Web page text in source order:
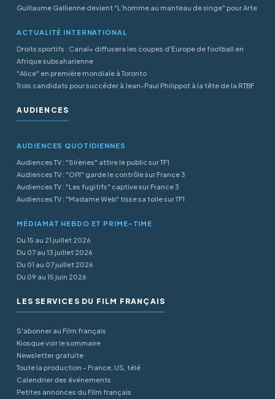
Guillaume Gallienne devient "L’homme au manteau de singe" pour Arte
ACTUALITÉ INTERNATIONAL
Droits sportifs : Canal+ diffusera les coupes d’Europe de football en
Afrique subsaharienne
"Alice" en première mondiale à Toronto
Trois candidats pour succéder à Jean-Paul Philippot à la tête de la RTBF
AUDIENCES
AUDIENCES QUOTIDIENNES
Audiences TV : "Sirènes" attire le public sur TF1
Audiences TV : "OPJ" garde le contrôle sur France 3
Audiences TV : "Les fugitifs" captive sur France 3
Audiences TV : "Madame Web" tisse sa toile sur TF1
MÉDIAMAT HEBDO ET PRIME-TIME
Du 15 au 21 juillet 2026
Du 07 au 13 juillet 2026
Du 01 au 07 juillet 2026
Du 09 au 15 juin 2026
LES SERVICES DU FILM FRANÇAIS
S'abonner au Film français
Kiosque voir le sommaire
Newsletter gratuite
Toute la production - France, US, télé
Calendrier des événements
Petites annonces du Film français